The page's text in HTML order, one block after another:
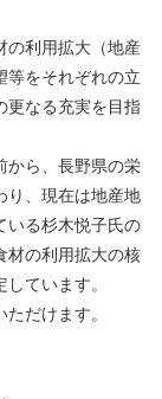
の利用拡大（地産
等をそれぞれの立
更なる充実を目指
から、長野県の栄
り、現在は地産地
いる杉木悦子氏の
材の利用拡大の核
ています。
だけます。